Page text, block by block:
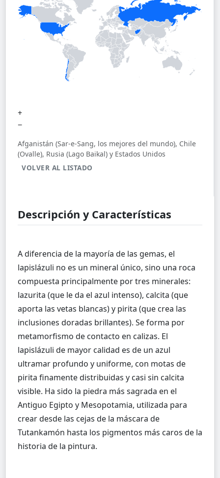
+
−
Afganistán (Sar-e-Sang, los mejores del mundo), Chile
(Ovalle), Rusia (Lago Baikal) y Estados Unidos
VOLVER AL LISTADO
Descripción y Características
A diferencia de la mayoría de las gemas, el
lapislázuli no es un mineral único, sino una roca
compuesta principalmente por tres minerales:
lazurita (que le da el azul intenso), calcita (que
aporta las vetas blancas) y pirita (que crea las
inclusiones doradas brillantes). Se forma por
metamorfismo de contacto en calizas. El
lapislázuli de mayor calidad es de un azul
ultramar profundo y uniforme, con motas de
pirita finamente distribuidas y casi sin calcita
visible. Ha sido la piedra más sagrada en el
Antiguo Egipto y Mesopotamia, utilizada para
crear desde las cejas de la máscara de
Tutankamón hasta los pigmentos más caros de la